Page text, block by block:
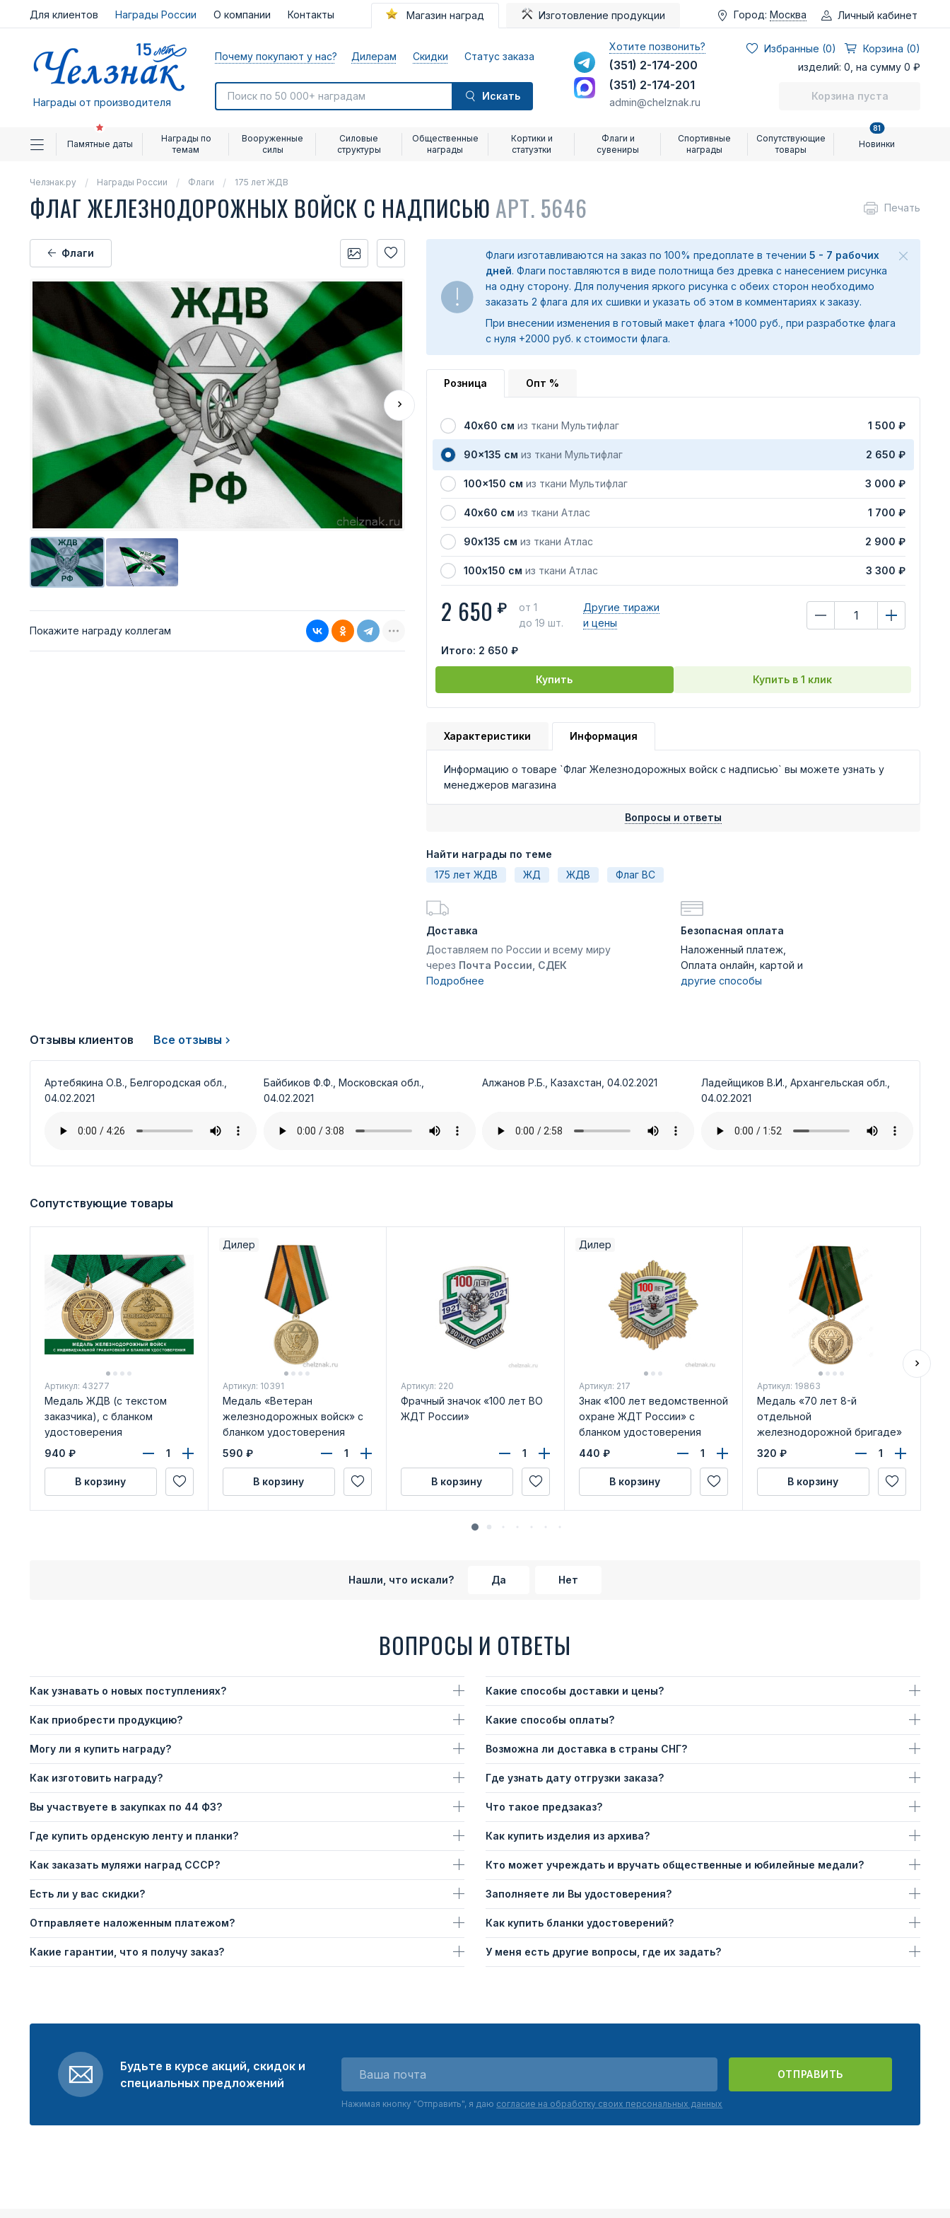
Для клиентов Награды России О компании Контакты Магазин наград Изготовление продукции Город: Москва Личный кабинет
Награды от производителя
Почему покупают у нас? Дилерам Скидки Статус заказа
Искать
Хотите позвонить?
(351) 2-174-200
(351) 2-174-201
admin@chelznak.ru
Избранные (0)
Корзина (0)
изделий: 0, на сумму 0 ₽
Корзина пуста
Памятные даты
Награды по
темам
Вооруженные
силы
Силовые
структуры
Общественные
награды
Кортики и
статуэтки
Флаги и
сувениры
Спортивные
награды
Сопутствующие
товары
Новинки
81
Челзнак.ру Награды России Флаги 175 лет ЖДВ
ФЛАГ ЖЕЛЕЗНОДОРОЖНЫХ ВОЙСК С НАДПИСЬЮ АРТ. 5646 Печать
Флаги
Покажите награду коллегам
Флаги изготавливаются на заказ по 100% предоплате в течении 5 - 7 рабочих
дней. Флаги поставляются в виде полотнища без древка с нанесением рисунка
на одну сторону. Для получения яркого рисунка с обеих сторон необходимо
заказать 2 флага для их сшивки и указать об этом в комментариях к заказу.
При внесении изменения в готовый макет флага +1000 руб., при разработке флага
с нуля +2000 руб. к стоимости флага.
Розница Опт %
40х60 см из ткани Мультифлаг 1 500 ₽
90x135 см из ткани Мультифлаг 2 650 ₽
100x150 см из ткани Мультифлаг 3 000 ₽
40х60 см из ткани Атлас 1 700 ₽
90х135 см из ткани Атлас 2 900 ₽
100х150 см из ткани Атлас 3 300 ₽
2 650 ₽
от 1
до 19 шт.
Другие тиражи
и цены
Итого: 2 650 ₽
Купить Купить в 1 клик
Характеристики Информация
Информацию о товаре `Флаг Железнодорожных войск с надписью` вы можете узнать у
менеджеров магазина
Вопросы и ответы
Найти награды по теме
175 лет ЖДВ
ЖД ЖДВ Флаг ВС
Доставка
Доставляем по России и всему миру
через Почта России, СДЕК
Подробнее
Безопасная оплата
Наложенный платеж,
Оплата онлайн, картой и
другие способы
Отзывы клиентов Все отзывы
Артебякина О.В., Белгородская обл.,
04.02.2021
Байбиков Ф.Ф., Московская обл.,
04.02.2021
Алжанов Р.Б., Казахстан, 04.02.2021
Ладейщиков В.И., Архангельская обл.,
04.02.2021
Сопутствующие товары
Артикул: 43277
Медаль ЖДВ (с текстом
заказчика), с бланком
удостоверения
940 ₽
В корзину
Дилер
Артикул: 10391
Медаль «Ветеран
железнодорожных войск» с
бланком удостоверения
590 ₽
В корзину
Артикул: 220
Фрачный значок «100 лет ВО
ЖДТ России»
В корзину
Дилер
Артикул: 217
Знак «100 лет ведомственной
охране ЖДТ России» с
бланком удостоверения
440 ₽
В корзину
Артикул: 19863
Медаль «70 лет 8-й
отдельной
железнодорожной бригаде»
с бланком удостоверения
320 ₽
В корзину
Нашли, что искали? Да Нет
ВОПРОСЫ И ОТВЕТЫ
Как узнавать о новых поступлениях?
Как приобрести продукцию?
Могу ли я купить награду?
Как изготовить награду?
Вы участвуете в закупках по 44 ФЗ?
Где купить орденскую ленту и планки?
Как заказать муляжи наград СССР?
Есть ли у вас скидки?
Отправляете наложенным платежом?
Какие гарантии, что я получу заказ?
Какие способы доставки и цены?
Какие способы оплаты?
Возможна ли доставка в страны СНГ?
Где узнать дату отгрузки заказа?
Что такое предзаказ?
Как купить изделия из архива?
Кто может учреждать и вручать общественные и юбилейные медали?
Заполняете ли Вы удостоверения?
Как купить бланки удостоверений?
У меня есть другие вопросы, где их задать?
Будьте в курсе акций, скидок и
специальных предложений
ОТПРАВИТЬ
Нажимая кнопку "Отправить", я даю согласие на обработку своих персональных данных